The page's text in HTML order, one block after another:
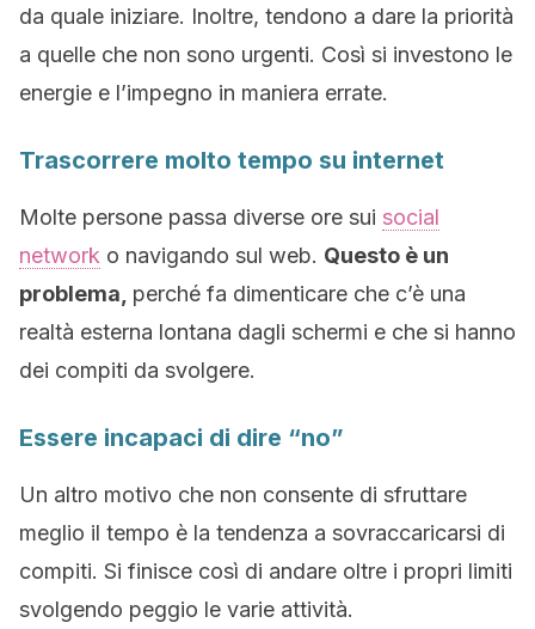
da quale iniziare. Inoltre, tendono a dare la priorità
a quelle che non sono urgenti. Così si investono le
energie e l’impegno in maniera errate.
Trascorrere molto tempo su internet
Molte persone passa diverse ore sui social
network o navigando sul web. Questo è un
problema, perché fa dimenticare che c’è una
realtà esterna lontana dagli schermi e che si hanno
dei compiti da svolgere.
Essere incapaci di dire “no”
Un altro motivo che non consente di sfruttare
meglio il tempo è la tendenza a sovraccaricarsi di
compiti. Si finisce così di andare oltre i propri limiti
svolgendo peggio le varie attività.